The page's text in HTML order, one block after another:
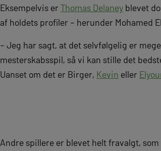
Eksempelvis er Thomas Delaney blevet
af holdets profiler – herunder Mohamed
– Jeg har sagt, at det selvfølgelig er
mesterskabsspil, så vi kan stille det
Uanset om det er Birger, Kevin eller
Andre spillere er blevet helt fravalgt,